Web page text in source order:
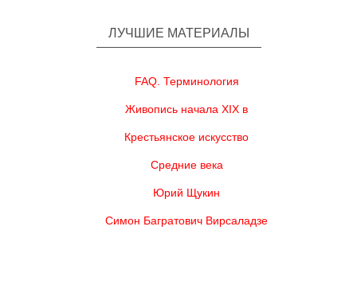
ЛУЧШИЕ МАТЕРИАЛЫ
FAQ. Терминология
Живопись начала XIX в
Крестьянское искусство
Средние века
Юрий Щукин
Симон Багратович Вирсаладзе